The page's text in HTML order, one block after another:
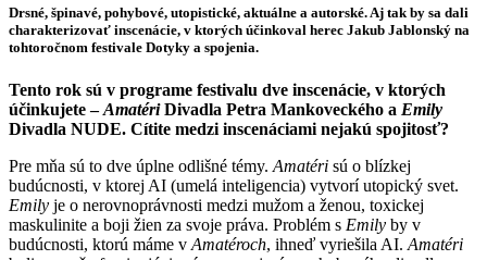
Drsné, špinavé, pohybové, utopistické, aktuálne a autorské. Aj tak by sa dali
charakterizovať inscenácie, v ktorých účinkoval herec Jakub Jablonský na
tohtoročnom festivale Dotyky a spojenia.
Tento rok sú v programe festivalu dve inscenácie, v ktorých
účinkujete –AmatériDivadla Petra Mankoveckého a Emily
Divadla NUDE. Cítite medzi inscenáciami nejakú spojitosť?
Pre mňa sú to dve úplne odlišné témy. Amatéri sú o blízkej
budúcnosti, v ktorej AI (umelá inteligencia) vytvorí utopický svet.
Emily je o nerovnoprávnosti medzi mužom a ženou, toxickej
maskulinite a boji žien za svoje práva. Problém s Emily by v
budúcnosti, ktorú máme v Amatéroch, ihneď vyriešila AI. Amatéri